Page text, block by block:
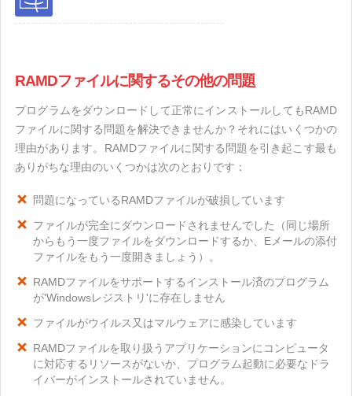
RAMDファイルに関するその他の問題
プログラムをダウンロードして正常にインストールしてもRAMD
ファイルに関する問題を解決できませんか？それにはいくつかの
理由があります。RAMDファイルに関する問題を引き起こす最も
ありがちな理由のいくつかは次のとおりです：
問題になっているRAMDファイルが破損しています
ファイルが完全にダウンロードされませんでした（同じ場所
からもう一度ファイルをダウンロードするか、Eメールの添付
ファイルをもう一度開きましょう）。
RAMDファイルをサポートするインストール済のプログラム
が'Windowsレジストリ'に存在しません
ファイルがウイルス又はマルウェアに感染しています
RAMDファイルを取り扱うアプリケーションにコンピュータ
に対応するリソースがないか、プログラム起動に必要なドラ
イバーがインストールされていません。